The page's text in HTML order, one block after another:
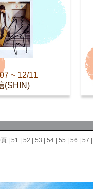
~ 12/11
(SHIN)
51 52 53 54 55 56 57